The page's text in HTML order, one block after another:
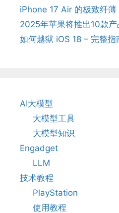
iPhone 17 Air 的极致纤薄
2025年苹果将推出10款产
如何越狱 iOS 18 – 完整指
AI大模型
大模型工具
大模型知识
Engadget
LLM
技术教程
PlayStation
使用教程